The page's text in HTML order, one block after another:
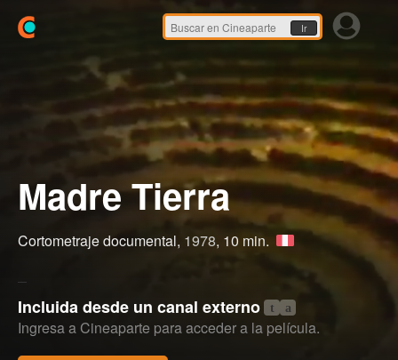
Ir
Madre Tierra
Cortometraje documental, 1978, 10 min.
Incluida desde un canal externo t a
Ingresa a Cineaparte para acceder a la película.